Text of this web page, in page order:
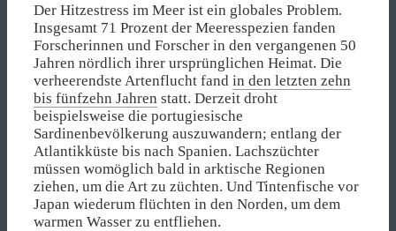
Der Hitzestress im Meer ist ein globales Problem.
Insgesamt 71 Prozent der Meeresspezien fanden
Forscherinnen und Forscher in den vergangenen 50
Jahren nördlich ihrer ursprünglichen Heimat. Die
verheerendste Artenflucht fand in den letzten zehn
bis fünfzehn Jahren statt. Derzeit droht
beispielsweise die portugiesische
Sardinenbevölkerung auszuwandern; entlang der
Atlantikküste bis nach Spanien. Lachszüchter
müssen womöglich bald in arktische Regionen
ziehen, um die Art zu züchten. Und Tintenfische vor
Japan wiederum flüchten in den Norden, um dem
warmen Wasser zu entfliehen.